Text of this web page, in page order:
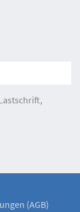
(AGB)